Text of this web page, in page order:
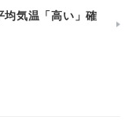
気温「高い」確